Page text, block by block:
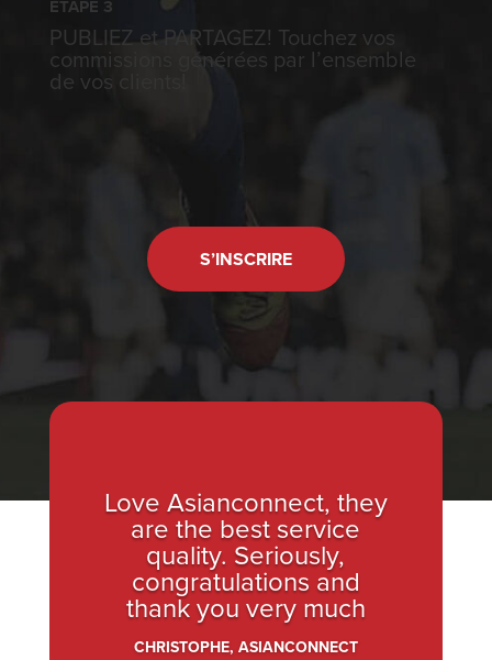
ÉTAPE 3
PUBLIEZ et PARTAGEZ! Touchez vos
commissions générées par l’ensemble
de vos clients!
S’INSCRIRE
Love Asianconnect, they
are the best service
quality. Seriously,
congratulations and
thank you very much
CHRISTOPHE, ASIANCONNECT